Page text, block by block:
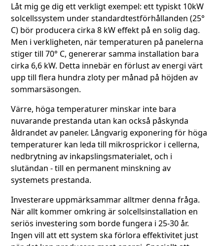
Låt mig ge dig ett verkligt exempel: ett typiskt 10kW
solcellssystem under standardtestförhållanden (25°
C) bör producera cirka 8 kW effekt på en solig dag.
Men i verkligheten, när temperaturen på panelerna
stiger till 70° C, genererar samma installation bara
cirka 6,6 kW. Detta innebär en förlust av energi värt
upp till flera hundra zloty per månad på höjden av
sommarsäsongen.
Värre, höga temperaturer minskar inte bara
nuvarande prestanda utan kan också påskynda
åldrandet av paneler. Långvarig exponering för höga
temperaturer kan leda till mikrosprickor i cellerna,
nedbrytning av inkapslingsmaterialet, och i
slutändan - till en permanent minskning av
systemets prestanda.
Investerare uppmärksammar alltmer denna fråga.
När allt kommer omkring är solcellsinstallation en
seriös investering som borde fungera i 25-30 år.
Ingen vill att ett system ska förlora effektivitet just